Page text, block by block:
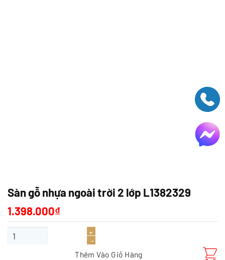
Sàn gỗ nhựa ngoài trời 2 lớp L1382329
1.398.000₫
Sàn gỗ nhựa ngoài trời 2 lớp L1382329 số lượng
Thêm Vào Giỏ Hàng